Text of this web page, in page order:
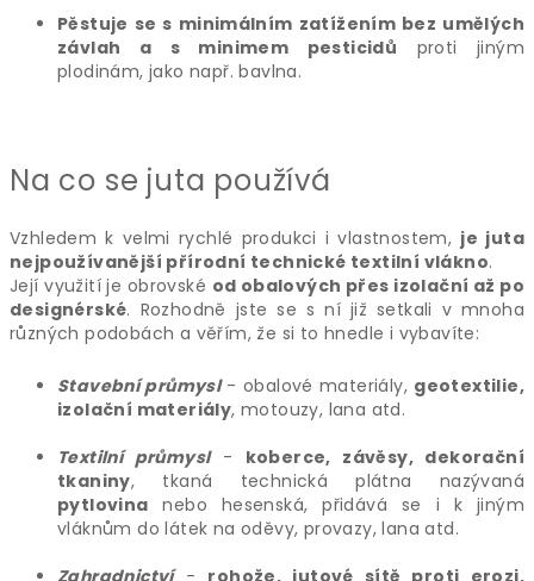
Pěstuje se s minimálním zatížením bez umělých
závlah a s minimem pesticidů proti jiným
plodinám, jako např. bavlna.
Na co se juta používá
Vzhledem k velmi rychlé produkci i vlastnostem, je juta
nejpoužívanější přírodní technické textilní vlákno.
Její využití je obrovské od obalových přes izolační až po
designérské. Rozhodně jste se s ní již setkali v mnoha
různých podobách a věřím, že si to hnedle i vybavíte:
Stavební průmysl- obalové materiály, geotextilie,
izolační materiály, motouzy, lana atd.
Textilní průmysl- koberce, závěsy, dekorační
tkaniny, tkaná technická plátna nazývaná
pytlovina nebo hesenská, přidává se i k jiným
vláknům do látek na oděvy, provazy, lana atd.